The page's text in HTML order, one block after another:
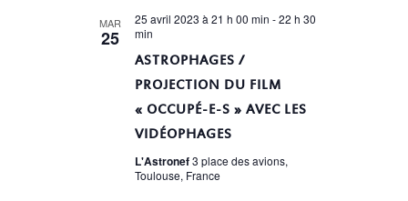
DE
ÉVÈNEMENTS
MAR
25
25 avril 2023 à 21 h 00 min -22 h 30
min
ASTROPHAGES /
PROJECTION DU FILM
« OCCUPÉ-E-S » AVEC LES
VIDÉOPHAGES
L'Astronef3 place des avions,
Toulouse, France